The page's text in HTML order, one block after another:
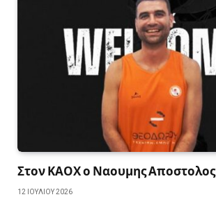
Στον ΚΑΟΧ ο Ναουμης Αποστολος
12 ΙΟΥΛΊΟΥ 2026